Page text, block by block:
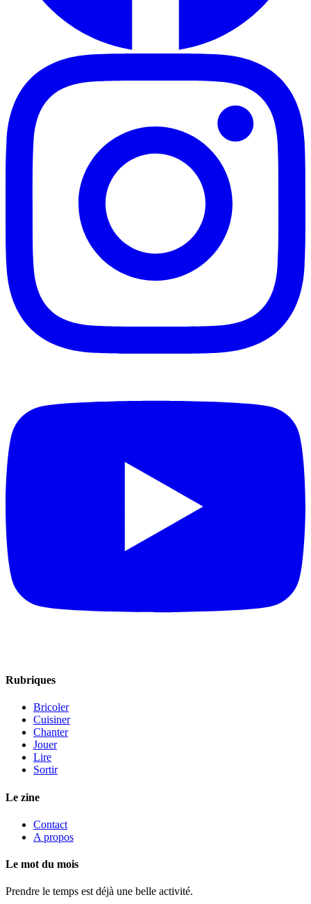
Rubriques
Bricoler
Cuisiner
Chanter
Jouer
Lire
Sortir
Le zine
Contact
A propos
Le mot du mois
Prendre le temps est déjà une belle activité.